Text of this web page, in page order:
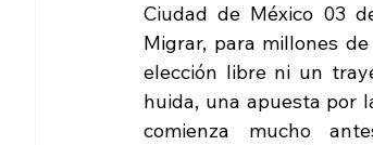
Ciudad de México 03
Migrar, para millones
elección libre ni un
huida, una apuesta por
comienza mucho